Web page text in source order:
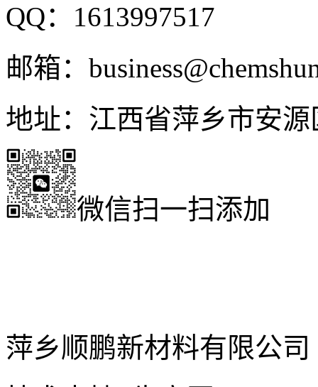
QQ：1613997517
邮箱：
地址：江西省萍乡市安
微信扫一扫添加
萍乡顺鹏新材料有限公